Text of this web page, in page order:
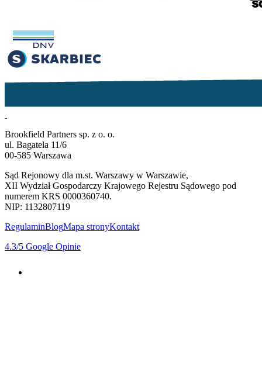
Brookfield Partners sp. z o. o.
ul. Bagatela 11/6
00-585 Warszawa
Sąd Rejonowy dla m.st. Warszawy w Warszawie,
XII Wydział Gospodarczy Krajowego Rejestru Sądowego pod
numerem KRS 0000360740.
NIP: 1132807119
RegulaminBlogMapa stronyKontakt
4.3/5 Google Opinie